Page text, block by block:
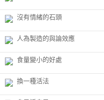
沒有情緒的石頭
人為製造的與論效應
食量變小的好處
換一種活法